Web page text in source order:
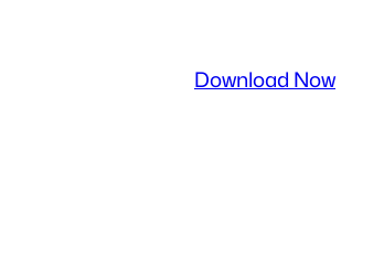
Download Now